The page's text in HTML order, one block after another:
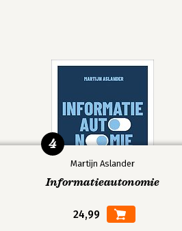
Martijn Aslander
Informatieautonomie
24,99
4